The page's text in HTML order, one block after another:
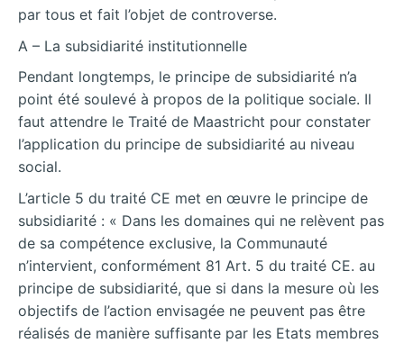
par tous et fait l’objet de controverse.
A – La subsidiarité institutionnelle
Pendant longtemps, le principe de subsidiarité n’a
point été soulevé à propos de la politique sociale. Il
faut attendre le Traité de Maastricht pour constater
l’application du principe de subsidiarité au niveau
social.
L’article 5 du traité CE met en œuvre le principe de
subsidiarité : « Dans les domaines qui ne relèvent pas
de sa compétence exclusive, la Communauté
n’intervient, conformément 81 Art. 5 du traité CE. au
principe de subsidiarité, que si dans la mesure où les
objectifs de l’action envisagée ne peuvent pas être
réalisés de manière suffisante par les Etats membres